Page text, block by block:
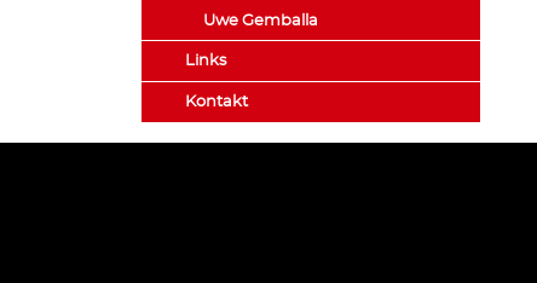
Uwe Gemballa
Links
Kontakt